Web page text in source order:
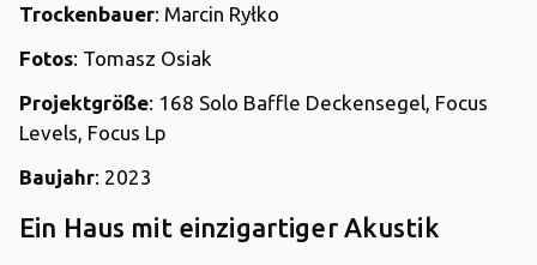
Trockenbauer: Marcin Ryłko
Fotos: Tomasz Osiak
Projektgröße: 168 Solo Baffle Deckensegel, Focus
Levels, Focus Lp
Baujahr: 2023
Ein Haus mit einzigartiger Akustik